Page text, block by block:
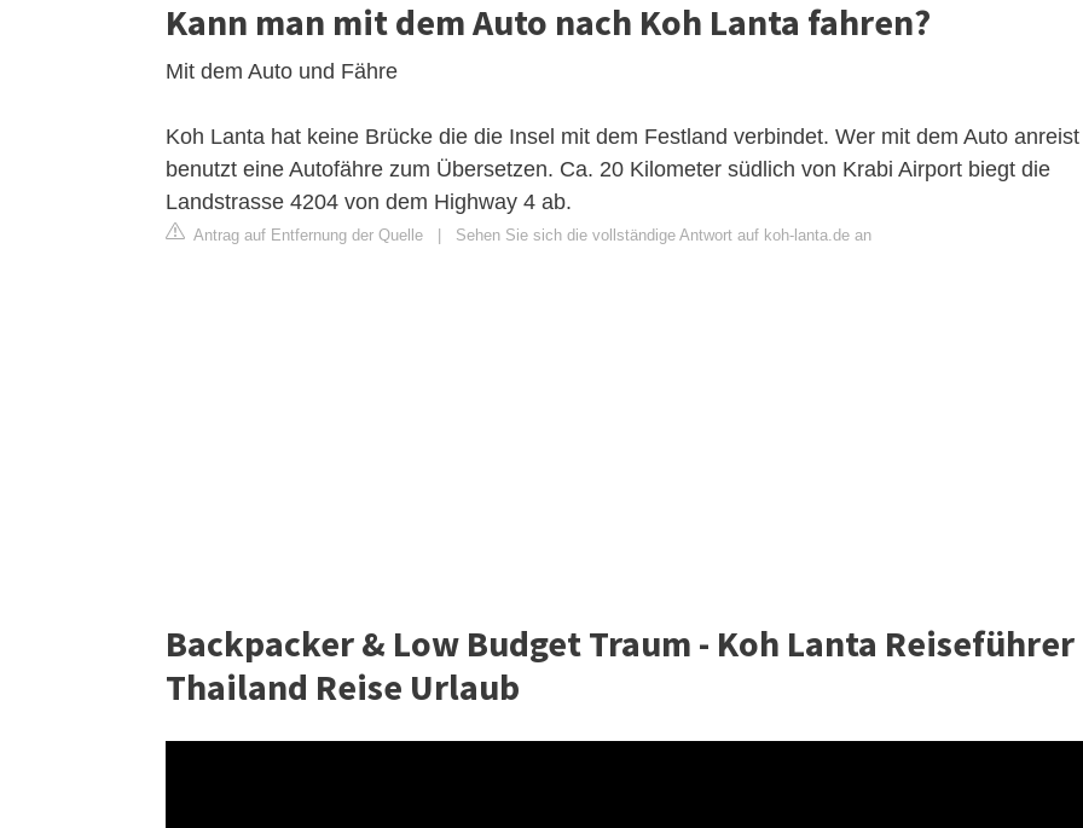
Kann man mit dem Auto nach Koh Lanta fahren?
Mit dem Auto und Fähre
Koh Lanta hat keine Brücke die die Insel mit dem Festland verbindet. Wer mit dem Auto anreist
benutzt eine Autofähre zum Übersetzen. Ca. 20 Kilometer südlich von Krabi Airport biegt die
Landstrasse 4204 von dem Highway 4 ab.
Antrag auf Entfernung der Quelle Sehen Sie sich die vollständige Antwort auf koh-lanta.de an
Backpacker & Low Budget Traum - Koh Lanta Reiseführer
Thailand Reise Urlaub